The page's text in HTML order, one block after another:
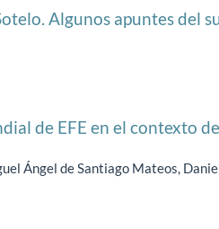
Algunos apuntes del
de EFE en el contexto
Ángel de Santiago Mateos,